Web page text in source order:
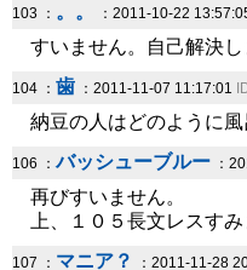
103 ： 。。 ：2011-10-22
すいません。自己解決し
104 ： 歯 ：2011-11-07 11:17:01
納豆の人はどのように
106 ：バッシューブルー ：
再びすいません。
上、１０５長文レスす
107 ： マニア？ ：2011-11-28